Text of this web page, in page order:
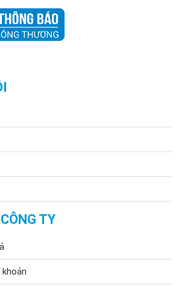
của đèn năng lượng mặt trời
TY